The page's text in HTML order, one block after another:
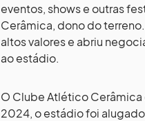
eventos, shows e outras
Cerâmica, dono do
altos valores e abriu
ao estádio.
O Clube Atlético Cerâmica
2024, o estádio foi